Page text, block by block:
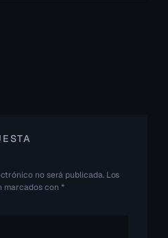
no será publicada. Los
marcados con *